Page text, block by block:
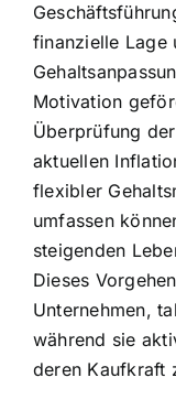
finanzielle Lage
Motivation
Überprüfung
aktuellen
flexibler
umfassen
steigenden
Dieses
Unternehmen,
während sie
deren Kaufkraft